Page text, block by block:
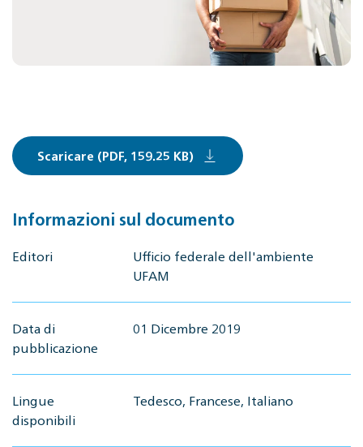
Scaricare (PDF, 159.25 KB)
Informazioni sul documento
Editori
Ufficio federale dell'ambiente
UFAM
Data di
pubblicazione
01 Dicembre 2019
Lingue
disponibili
Tedesco, Francese, Italiano